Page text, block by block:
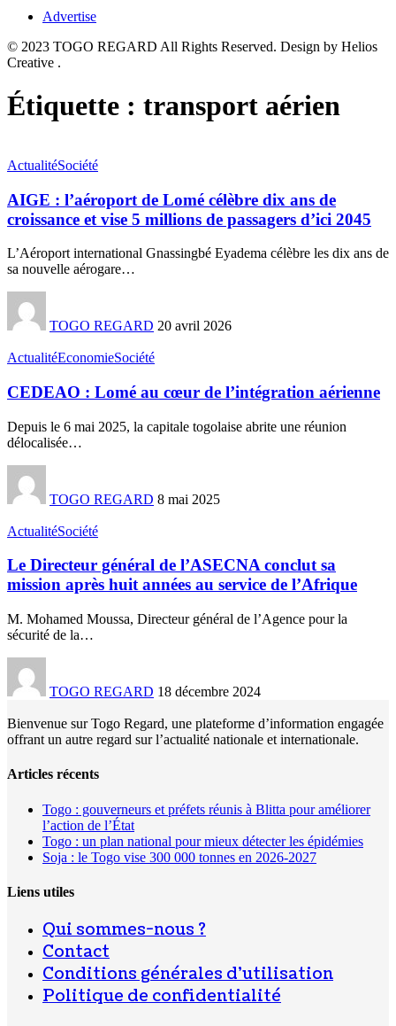
Advertise
© 2023 TOGO REGARD All Rights Reserved. Design by Helios
Creative .
Étiquette : transport aérien
ActualitéSociété
AIGE : l’aéroport de Lomé célèbre dix ans de
croissance et vise 5 millions de passagers d’ici 2045
L’Aéroport international Gnassingbé Eyadema célèbre les dix ans de
sa nouvelle aérogare…
TOGO REGARD 20 avril 2026
ActualitéEconomieSociété
CEDEAO : Lomé au cœur de l’intégration aérienne
Depuis le 6 mai 2025, la capitale togolaise abrite une réunion
délocalisée…
TOGO REGARD 8 mai 2025
ActualitéSociété
Le Directeur général de l’ASECNA conclut sa
mission après huit années au service de l’Afrique
M. Mohamed Moussa, Directeur général de l’Agence pour la
sécurité de la…
TOGO REGARD 18 décembre 2024
Bienvenue sur Togo Regard, une plateforme d’information engagée
offrant un autre regard sur l’actualité nationale et internationale.
Articles récents
Togo : gouverneurs et préfets réunis à Blitta pour améliorer
l’action de l’État
Togo : un plan national pour mieux détecter les épidémies
Soja : le Togo vise 300 000 tonnes en 2026-2027
Liens utiles
Qui sommes-nous ?
Contact
Conditions générales d’utilisation
Politique de confidentialité